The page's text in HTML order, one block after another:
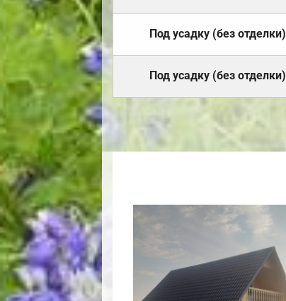
Под усадку (без отделки)
Под усадку (без отделки)